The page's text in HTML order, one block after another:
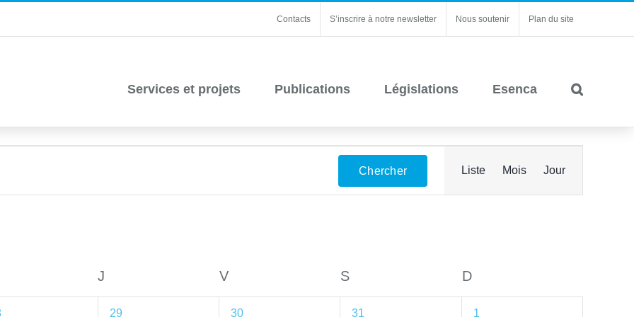
Contacts S’inscrire à notre newsletter Nous soutenir Plan du site
Services et projets Publications Législations Esenca
Chercher
de
vues
Liste Mois Jour
J VVENDREDI S DDIMANCHE
1
29
1
30
1
31
1
1